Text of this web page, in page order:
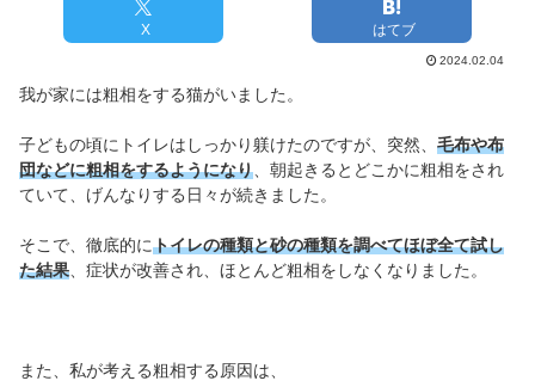
X はてブ
2024.02.04
我が家には粗相をする猫がいました。
子どもの頃にトイレはしっかり躾けたのですが、突然、 毛布や布
団などに粗相をするようになり、朝起きるとどこかに粗相をされ
ていて、げんなりする日々が続きました。
そこで、徹底的にトイレの種類と砂の種類を調べてほぼ全て試し
た結果、症状が改善され、ほとんど粗相をしなくなりました。
また、私が考える粗相する原因は、